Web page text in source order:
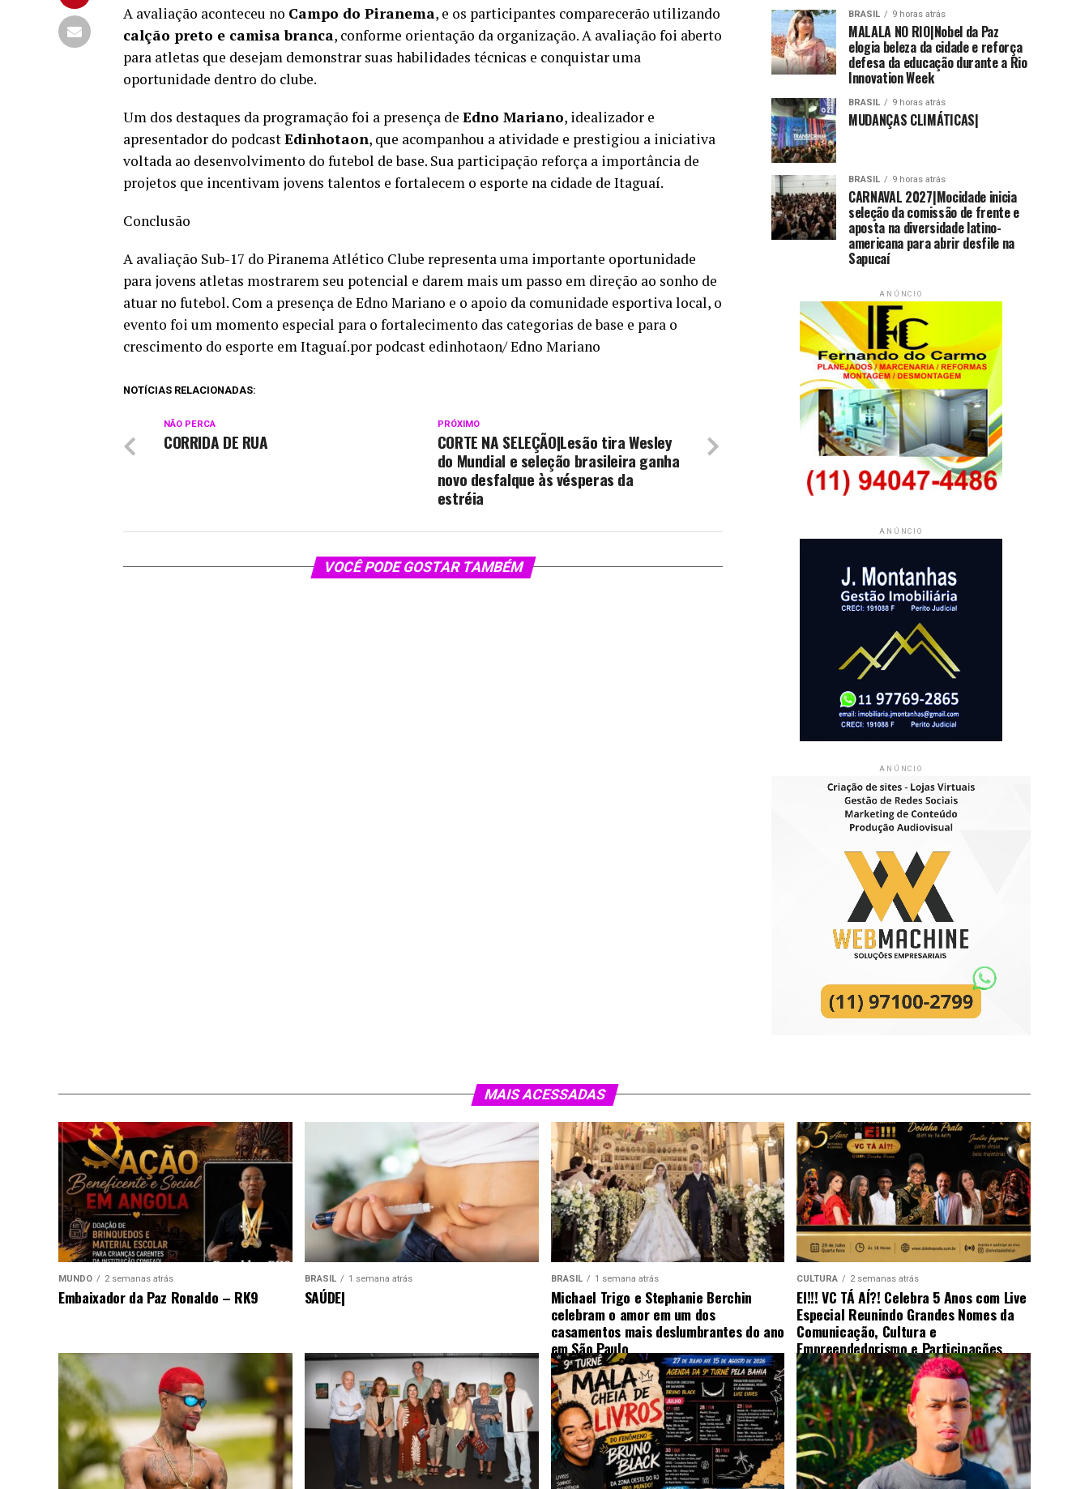
A avaliação aconteceu no Campo do Piranema, e os participantes comparecerão utilizando
calção preto e camisa branca, conforme orientação da organização. A avaliação foi aberto
para atletas que desejam demonstrar suas habilidades técnicas e conquistar uma
oportunidade dentro do clube.
Um dos destaques da programação foi a presença de Edno Mariano, idealizador e
apresentador do podcastEdinhotaon, que acompanhou a atividade e prestigiou a iniciativa
voltada ao desenvolvimento do futebol de base. Sua participação reforça a importância de
projetos que incentivam jovens talentos e fortalecem o esporte na cidade de Itaguaí.
Conclusão
A avaliação Sub-17 do Piranema Atlético Clube representa uma importante oportunidade
para jovens atletas mostrarem seu potencial e darem mais um passo em direção ao sonho de
atuar no futebol. Com a presença de Edno Mariano e o apoio da comunidade esportiva local, o
evento foi um momento especial para o fortalecimento das categorias de base e para o
crescimento do esporte em Itaguaí.por podcast edinhotaon/ Edno Mariano
NOTÍCIAS RELACIONADAS:
PRÓXIMO
CORTE NA SELEÇÃO|Lesão tira Wesley
do Mundial e seleção brasileira ganha
novo desfalque às vésperas da
estréia
NÃO PERCA
CORRIDA DE RUA
VOCÊ PODE GOSTAR TAMBÉM
BRASIL 9 horas atrás
MALALA NO RIO|Nobel da Paz
elogia beleza da cidade e reforça
defesa da educação durante a Rio
Innovation Week
BRASIL 9 horas atrás
MUDANÇAS CLIMÁTICAS|
BRASIL 9 horas atrás
CARNAVAL 2027|Mocidade inicia
seleção da comissão de frente e
aposta na diversidade latino-
americana para abrir desfile na
Sapucaí
ANÚNCIO
ANÚNCIO
ANÚNCIO
MAIS ACESSADAS
MUNDO 2 semanas atrás
Embaixador da Paz Ronaldo – RK9
BRASIL 1 semana atrás
SAÚDE|
BRASIL 1 semana atrás
Michael Trigo e Stephanie Berchin
celebram o amor em um dos
casamentos mais deslumbrantes do ano
em São Paulo
CULTURA 2 semanas atrás
EI!!! VC TÁ AÍ?! Celebra 5 Anos com Live
Especial Reunindo Grandes Nomes da
Comunicação, Cultura e
Empreendedorismo e Participações
Surpresa